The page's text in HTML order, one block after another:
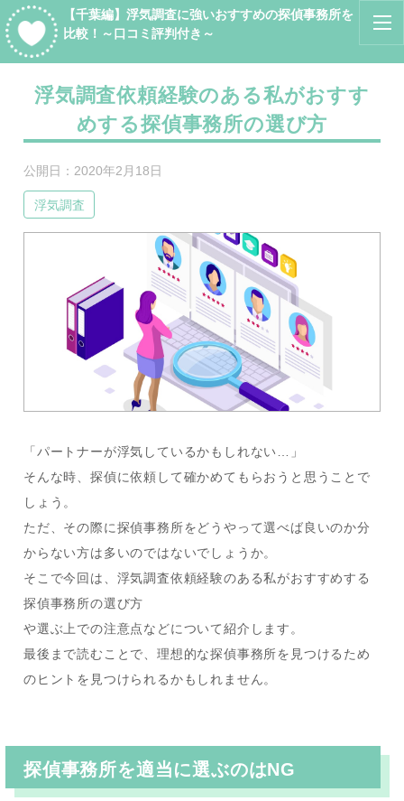
【千葉編】浮気調査に強いおすすめの探偵事務所を
比較！～口コミ評判付き～
浮気調査依頼経験のある私がおすす
めする探偵事務所の選び方
公開日： 2020年2月18日
浮気調査
「パートナーが浮気しているかもしれない…」
そんな時、探偵に依頼して確かめてもらおうと思うことで
しょう。
ただ、その際に探偵事務所をどうやって選べば良いのか分
からない方は多いのではないでしょうか。
そこで今回は、浮気調査依頼経験のある私がおすすめする
探偵事務所の選び方
や選ぶ上での注意点などについて紹介します。
最後まで読むことで、理想的な探偵事務所を見つけるため
のヒントを見つけられるかもしれません。
探偵事務所を適当に選ぶのはNG